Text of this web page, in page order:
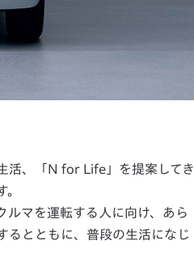
、「N for Life」を提案してき
マを運転する人に向け、あら
るとともに、普段の生活になじ